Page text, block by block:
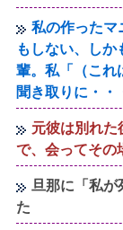
私の作ったマ
もしない、し
輩。私「（こ
聞き取りに・・
元彼は別れた
で、会ってそ
旦那に「私が
た